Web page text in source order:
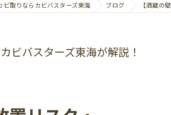
カビ検査
ビ取りならカビバスターズ東海 ブログ 【酒蔵の
ビバスターズ東海が解説！